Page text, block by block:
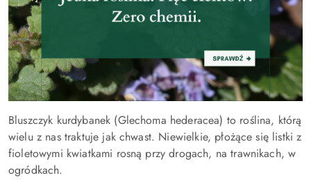
Bluszczyk kurdybanek (Glechoma hederacea) to roślina, którą
wielu z nas traktuje jak chwast. Niewielkie, płożące się listki z
fioletowymi kwiatkami rosną przy drogach, na trawnikach, w
ogródkach.